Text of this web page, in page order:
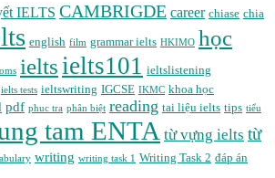
IELTS CAMBRIGDE career chiase chia
english film grammar ielts HKIMO học
ieltsielts101 ieltslistening
ielts tests ieltswriting IGCSE IKMC khoa học
pdf phuc tra phân biệt reading tai liệu ielts tips tiểu
tam ENTA từ vựng ielts từ
writing writing task 1 Writing Task 2 đáp án